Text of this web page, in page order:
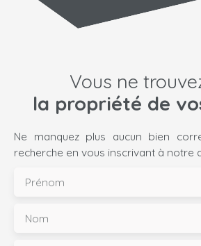
Vous ne
la propriété de
Ne manquez plus aucun bien
recherche en vous inscrivant à notre
Prénom
Nom